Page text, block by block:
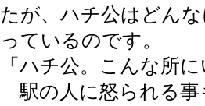
たが、ハチ公はどん
っているのです。
「ハチ公。こんな所
駅の人に怒られる事